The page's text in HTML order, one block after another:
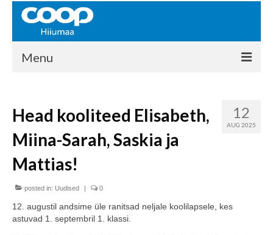
Menu
Kontakt
Liikmed
Ajalugu
KAUPLUSED
EHITUSKESKUS
12
AUG 2025
Head kooliteed Elisabeth,
Miina-Sarah, Saskia ja
Mattias!
posted in: Uudised | 0
12. augustil andsime üle ranitsad neljale koolilapsele, kes
astuvad 1. septembril 1. klassi.